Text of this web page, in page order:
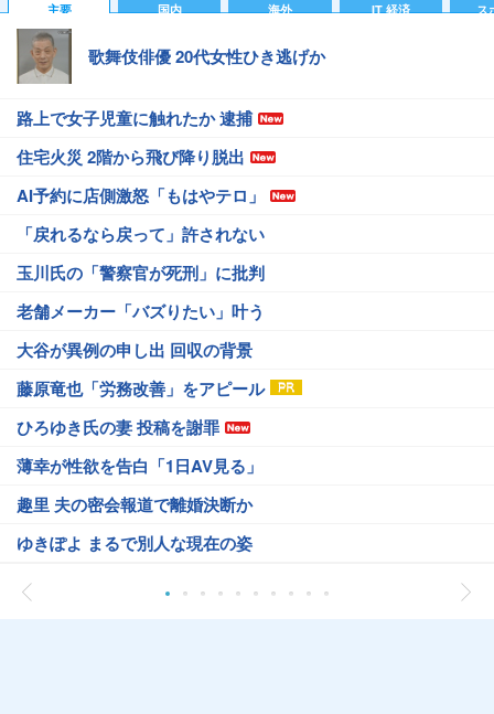
主要 国内 海外 IT 経済 ス
歌舞伎俳優 20代女性ひき逃げか
路上で女子児童に触れたか 逮捕
住宅火災 2階から飛び降り脱出
AI予約に店側激怒「もはやテロ」
「戻れるなら戻って」許されない
玉川氏の「警察官が死刑」に批判
老舗メーカー「バズりたい」叶う
大谷が異例の申し出 回収の背景
藤原竜也「労務改善」をアピール
ひろゆき氏の妻 投稿を謝罪
薄幸が性欲を告白「1日AV見る」
趣里 夫の密会報道で離婚決断か
ゆきぽよ まるで別人な現在の姿